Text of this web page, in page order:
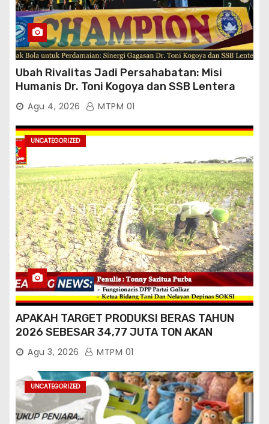
Ubah Rivalitas Jadi Persahabatan: Misi
Humanis Dr. Toni Kogoya dan SSB Lentera
TimurAgu 4, 2026 MTPM 01
UNCATEGORIZED
APAKAH TARGET PRODUKSI BERAS TAHUN
2026 SEBESAR 34,77 JUTA TON AKAN
TERCAPAI ?
Agu 3, 2026 MTPM 01
UNCATEGORIZED